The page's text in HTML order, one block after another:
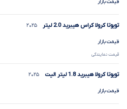
قیمت بازار
تویوتا کرولا کراس هیبرید2.0لیتر ۲۰۲۵
قیمت بازار
قیمت نمایندگی
تویوتا کرولا هیبرید1.8لیتر الیت ۲۰۲۵
قیمت بازار